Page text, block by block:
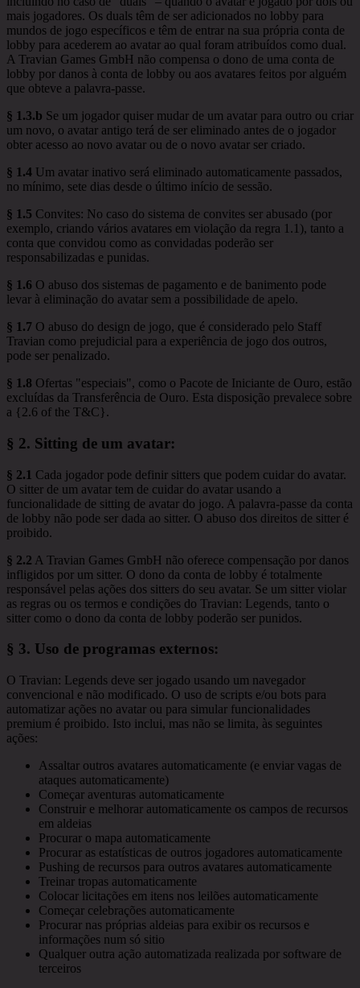
mais jogadores. Os duals têm de ser adicionados no lobby para
mundos de jogo específicos e têm de entrar na sua própria conta de
lobby para acederem ao avatar ao qual foram atribuídos como dual.
A Travian Games GmbH não compensa o dono de uma conta de
lobby por danos à conta de lobby ou aos avatares feitos por alguém
que obteve a palavra-passe.
§ 1.3.b Se um jogador quiser mudar de um avatar para outro ou criar
um novo, o avatar antigo terá de ser eliminado antes de o jogador
obter acesso ao novo avatar ou de o novo avatar ser criado.
§ 1.4 Um avatar inativo será eliminado automaticamente passados,
no mínimo, sete dias desde o último início de sessão.
§ 1.5 Convites: No caso do sistema de convites ser abusado (por
exemplo, criando vários avatares em violação da regra 1.1), tanto a
conta que convidou como as convidadas poderão ser
responsabilizadas e punidas.
§ 1.6 O abuso dos sistemas de pagamento e de banimento pode
levar à eliminação do avatar sem a possibilidade de apelo.
§ 1.7 O abuso do design de jogo, que é considerado pelo Staff
Travian como prejudicial para a experiência de jogo dos outros,
pode ser penalizado.
§ 1.8 Ofertas "especiais", como o Pacote de Iniciante de Ouro, estão
excluídas da Transferência de Ouro. Esta disposição prevalece sobre
a {2.6 of the T&C}.
§ 2. Sitting de um avatar:
§ 2.1 Cada jogador pode definir sitters que podem cuidar do avatar.
O sitter de um avatar tem de cuidar do avatar usando a
funcionalidade de sitting de avatar do jogo. A palavra-passe da conta
de lobby não pode ser dada ao sitter. O abuso dos direitos de sitter é
proibido.
§ 2.2 A Travian Games GmbH não oferece compensação por danos
infligidos por um sitter. O dono da conta de lobby é totalmente
responsável pelas ações dos sitters do seu avatar. Se um sitter violar
as regras ou os termos e condições do Travian: Legends, tanto o
sitter como o dono da conta de lobby poderão ser punidos.
§ 3. Uso de programas externos:
O Travian: Legends deve ser jogado usando um navegador
convencional e não modificado. O uso de scripts e/ou bots para
automatizar ações no avatar ou para simular funcionalidades
premium é proibido. Isto inclui, mas não se limita, às seguintes
ações:
Assaltar outros avatares automaticamente (e enviar vagas de
ataques automaticamente)
Começar aventuras automaticamente
Construir e melhorar automaticamente os campos de recursos
em aldeias
Procurar o mapa automaticamente
Procurar as estatísticas de outros jogadores automaticamente
Pushing de recursos para outros avatares automaticamente
Treinar tropas automaticamente
Colocar licitações em itens nos leilões automaticamente
Começar celebrações automaticamente
Procurar nas próprias aldeias para exibir os recursos e
informações num só sitio
Qualquer outra ação automatizada realizada por software de
terceiros